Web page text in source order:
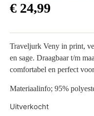
€ 24,99
Traveljurk Veny in print,
en sage. Draagbaar t/m
comfortabel en perfect
Materiaalinfo; 95%
Uitverkocht